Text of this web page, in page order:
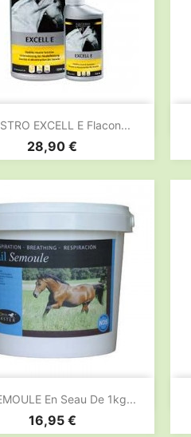
EXCELL E Flacon...
Prix
28,90 €
Aperçu rapide
En Seau De 1kg...
Prix
16,95 €
Aperçu rapide